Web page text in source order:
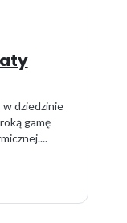
dziedzinie
gamę